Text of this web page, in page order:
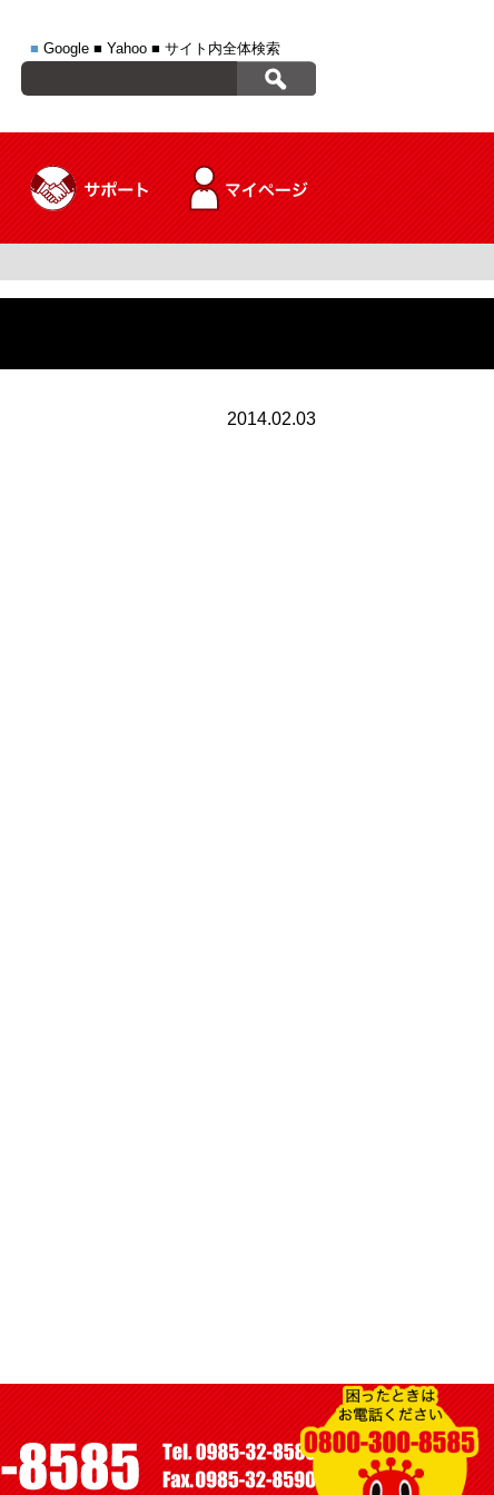
■ Google ■ Yahoo ■ サイト内全体検索
2014.02.03